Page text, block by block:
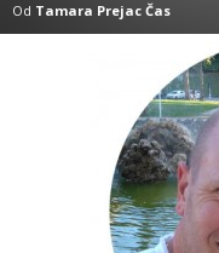
Od Tamara Prejac Čas